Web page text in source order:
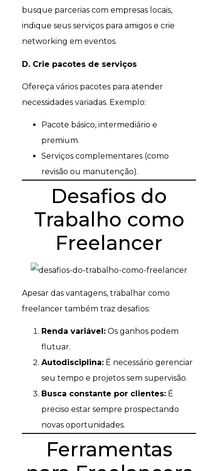
busque parcerias com empresas locais,
indique seus serviços para amigos e crie
networking em eventos.
D. Crie pacotes de serviços
Ofereça vários pacotes para atender
necessidades variadas. Exemplo:
Pacote básico, intermediário e
premium.
Serviços complementares (como
revisão ou manutenção).
Desafios do
Trabalho como
Freelancer
Apesar das vantagens, trabalhar como
freelancer também traz desafios:
Renda variável: Os ganhos podem
flutuar.
Autodisciplina: É necessário gerenciar
seu tempo e projetos sem supervisão.
Busca constante por clientes: É
preciso estar sempre prospectando
novas oportunidades.
Ferramentas